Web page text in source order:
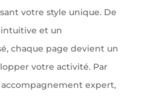
votre style unique. De
intuitive et un
chaque page devient un
votre activité. Par
expert,